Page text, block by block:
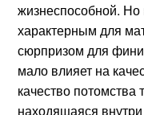
жизнеспособной.
характерным для
сюрпризом для
мало влияет на
качество
находящаяся